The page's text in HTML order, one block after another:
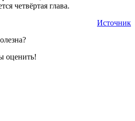
четвёртая глава.
Источник
оценить!